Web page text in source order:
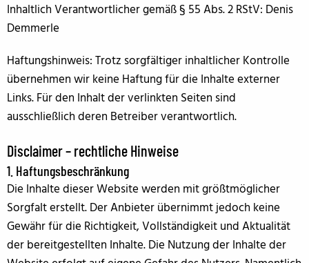
Inhaltlich Verantwortlicher gemäß § 55 Abs. 2 RStV: Denis
Demmerle
Haftungshinweis: Trotz sorgfältiger inhaltlicher Kontrolle
übernehmen wir keine Haftung für die Inhalte externer
Links. Für den Inhalt der verlinkten Seiten sind
ausschließlich deren Betreiber verantwortlich.
Disclaimer – rechtliche Hinweise
1. Haftungsbeschränkung
Die Inhalte dieser Website werden mit größtmöglicher
Sorgfalt erstellt. Der Anbieter übernimmt jedoch keine
Gewähr für die Richtigkeit, Vollständigkeit und Aktualität
der bereitgestellten Inhalte. Die Nutzung der Inhalte der